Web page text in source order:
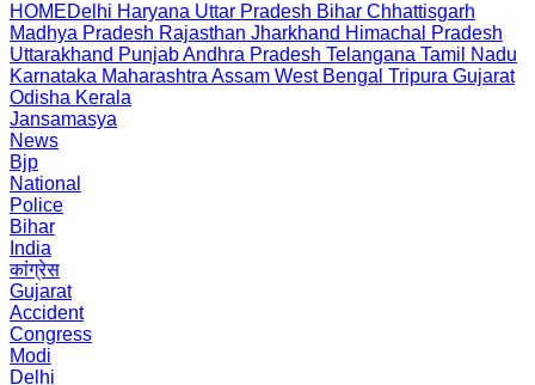
HOMEDelhi Haryana Uttar Pradesh Bihar Chhattisgarh
Madhya Pradesh Rajasthan Jharkhand Himachal Pradesh
Uttarakhand PunjabAndhra Pradesh Telangana Tamil Nadu
Karnataka Maharashtra Assam West Bengal Tripura Gujarat
Odisha Kerala
Jansamasya
News
Bjp
National
Police
Bihar
India
कांग्रेस
Gujarat
Accident
Congress
Modi
Delhi